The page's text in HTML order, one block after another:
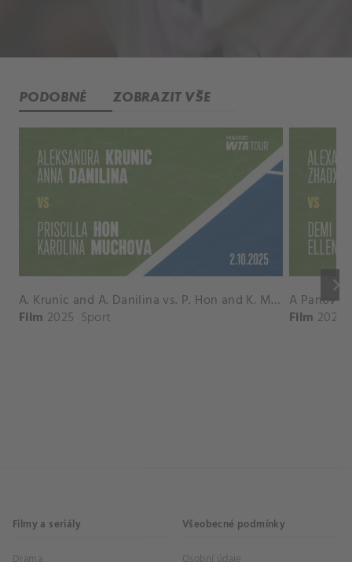
PODOBNÉ ZOBRAZIT VŠE
keyboard_arrow_right
A. Krunic and A. Danilina vs. P. Hon and K. Muchova Match Highlights - BEIJING_Capital Group Diamond ( October 02, 2025)
Film 2025 Sport Film 2026
Filmy a seriály Všeobecné podmínky